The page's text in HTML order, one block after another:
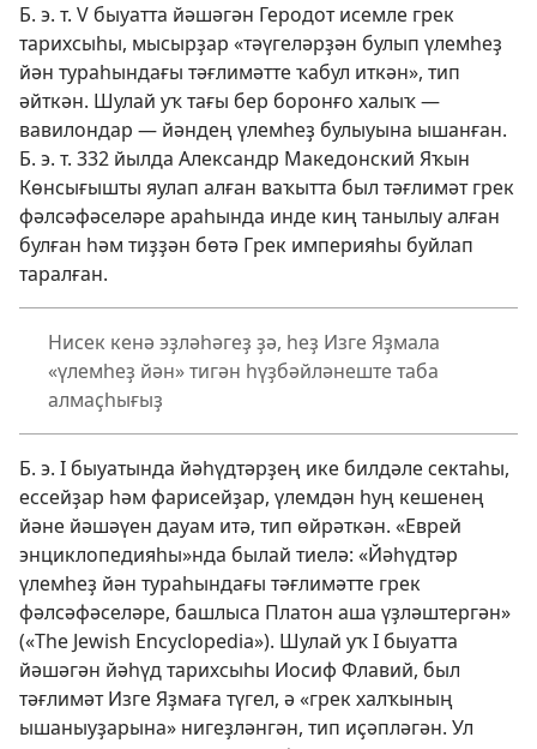
Б. э. т. V быуатта йәшәгән Геродот исемле грек
тарихсыһы, мысырҙар «тәүгеләрҙән булып үлемһеҙ
йән тураһындағы тәғлимәтте ҡабул иткән», тип
әйткән. Шулай уҡ тағы бер боронғо халыҡ —
вавилондар — йәндең үлемһеҙ булыуына ышанған.
Б. э. т. 332 йылда Александр Македонский Яҡын
Көнсығышты яулап алған ваҡытта был тәғлимәт грек
фәлсәфәселәре араһында инде киң танылыу алған
булған һәм тиҙҙән бөтә Грек империяһы буйлап
таралған.
Нисек кенә эҙләһәгеҙ ҙә, һеҙ Изге Яҙмала
«үлемһеҙ йән» тигән һүҙбәйләнеште таба
алмаҫһығыҙ
Б. э. I быуатында йәһүдтәрҙең ике билдәле сектаһы,
ессейҙар һәм фарисейҙар, үлемдән һуң кешенең
йәне йәшәүен дауам итә, тип өйрәткән. «Еврей
энциклопедияһы»нда былай тиелә: «Йәһүдтәр
үлемһеҙ йән тураһындағы тәғлимәтте грек
фәлсәфәселәре, башлыса Платон аша үҙләштергән»
(«The Jewish Encyclopedia»). Шулай уҡ I быуатта
йәшәгән йәһүд тарихсыһы Иосиф Флавий, был
тәғлимәт Изге Яҙмаға түгел, ә «грек халҡының
ышаныуҙарына» нигеҙләнгән, тип иҫәпләгән. Ул